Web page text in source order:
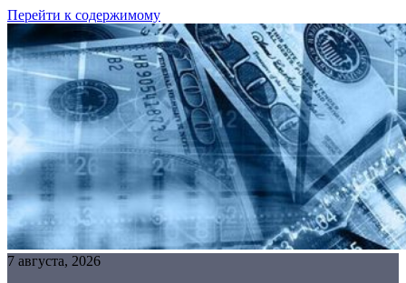
Перейти к содержимому
7 августа, 2026